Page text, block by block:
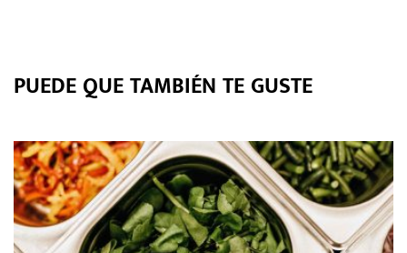
PUEDE QUE TAMBIÉN TE GUSTE